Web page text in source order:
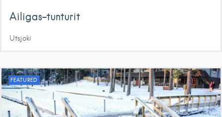
Ailigas-tunturit
Utsjoki
FEATURED